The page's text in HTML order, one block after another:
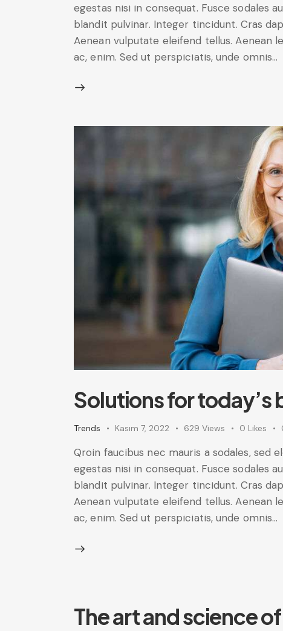
egestas nisi in consequat. Fusce sodales
blandit pulvinar. Integer tincidunt. Cras
Aenean vulputate eleifend tellus. Aenean
ac, enim. Sed ut perspiciatis, unde omnis…
Solutions for today’s
Trends Kasım 7, 2022 629 Views 0 Likes
Qroin faucibus nec mauris a sodales, sed
egestas nisi in consequat. Fusce sodales
blandit pulvinar. Integer tincidunt. Cras
Aenean vulputate eleifend tellus. Aenean
ac, enim. Sed ut perspiciatis, unde omnis…
The art and science